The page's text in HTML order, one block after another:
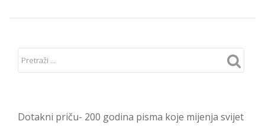
Dotakni priču- 200 godina pisma koje mijenja svijet